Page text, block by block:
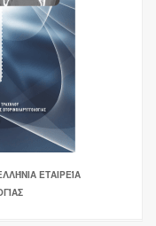
ΕΤΑΙΡΕΊΑ